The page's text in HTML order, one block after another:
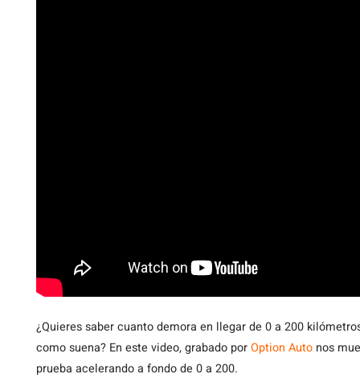
¿Quieressaber cuanto demora en llegar de 0 a 200
como suena? En este video, grabado porOption Auto nos
prueba acelerando a fondo de 0 a 200.